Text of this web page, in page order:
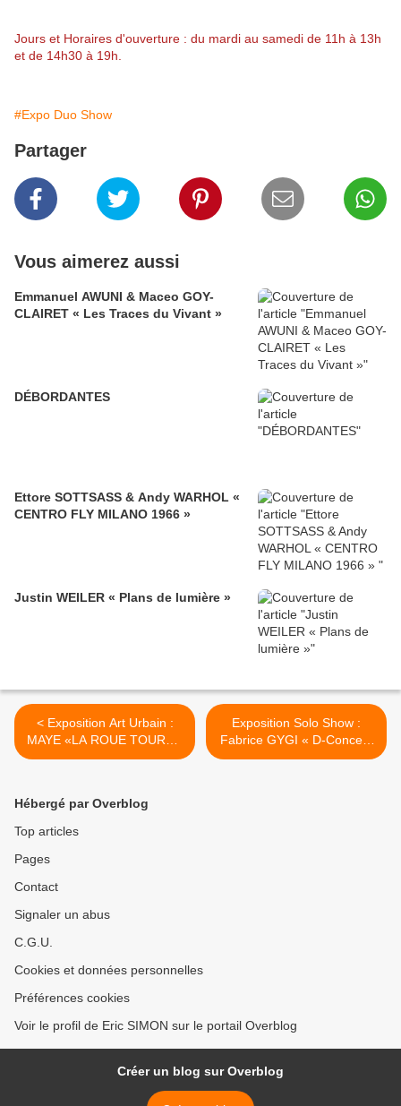
Jours et Horaires d'ouverture : du mardi au samedi de 11h à 13h
et de 14h30 à 19h.
#Expo Duo Show
Partager
Vous aimerez aussi
Emmanuel AWUNI & Maceo GOY-
CLAIRET « Les Traces du Vivant »
DÉBORDANTES
Ettore SOTTSASS & Andy WARHOL «
CENTRO FLY MILANO 1966 »
Justin WEILER « Plans de lumière »
< Exposition Art Urbain :
MAYE «LA ROUE TOURNE
»
Exposition Solo Show :
Fabrice GYGI « D-Concept
» >
Hébergé par Overblog
Top articles
Pages
Contact
Signaler un abus
C.G.U.
Cookies et données personnelles
Préférences cookies
Voir le profil de Eric SIMON sur le portail Overblog
Créer un blog sur Overblog